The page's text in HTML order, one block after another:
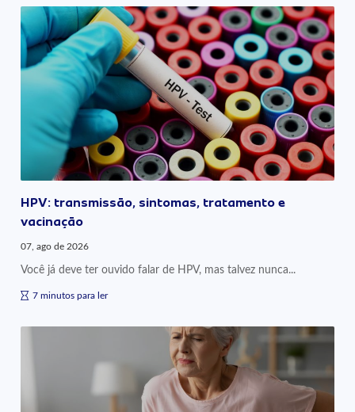
HPV: transmissão, sintomas, tratamento e
vacinação
07, ago de 2026
Você já deve ter ouvido falar de HPV, mas talvez nunca...
7 minutos para ler